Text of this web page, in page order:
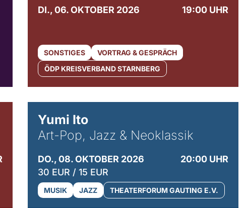
DI., 06. OKTOBER 2026 19:00 UHR
SONSTIGES
VORTRAG & GESPRÄCH
ÖDP KREISVERBAND STARNBERG
Yumi Ito
Art-Pop, Jazz & Neoklassik
DO., 08. OKTOBER 2026
20:00 UHR
30 EUR / 15 EUR
MUSIK JAZZ THEATERFORUM GAUTING E.V.